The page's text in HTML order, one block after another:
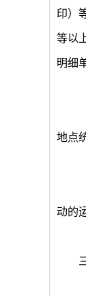
印）
等以
明细
（
地点
（
动的
三